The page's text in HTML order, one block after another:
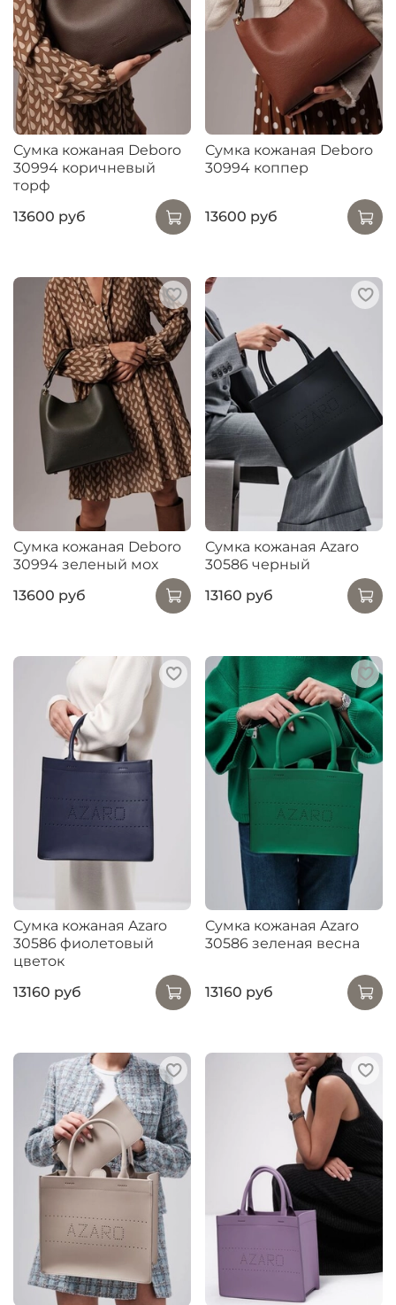
Сумка кожаная Deboro
30994 коричневый
торф
13600 руб
Сумка кожаная Deboro
30994 коппер
13600 руб
Сумка кожаная Deboro
30994 зеленый мох
13600 руб
Сумка кожаная Azaro
30586 черный
13160 руб
Сумка кожаная Azaro
30586 фиолетовый
цветок
13160 руб
Сумка кожаная Azaro
30586 зеленая весна
13160 руб